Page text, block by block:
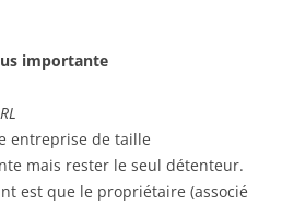
importante
entreprise de taille
mais rester le seul détenteur.
est que le propriétaire (associé